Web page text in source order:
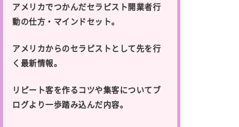
アメリカでつかんだセラピスト開業者行
動の仕方・マインドセット。
アメリカからのセラピストとして先を行
く最新情報。
リピート客を作るコツや集客についてブ
ログより一歩踏み込んだ内容。